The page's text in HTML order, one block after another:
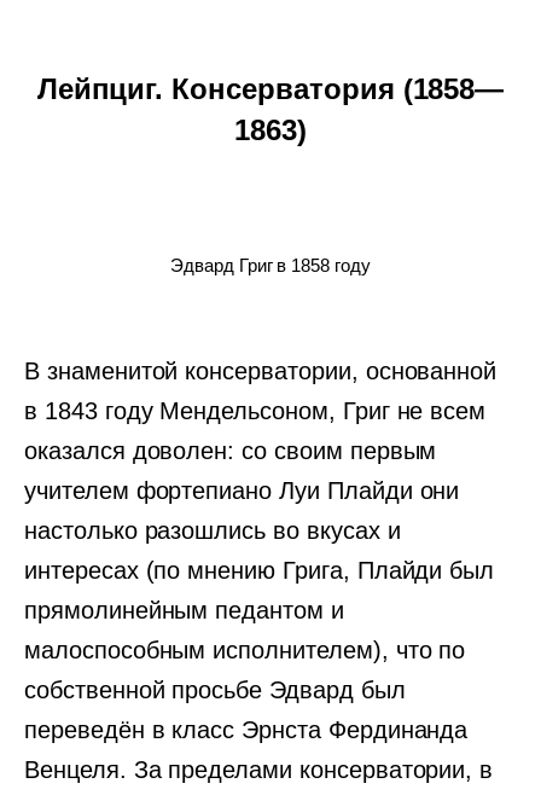
Лейпциг. Консерватория (1858—
1863)
Эдвард Григ в 1858 году
В знаменитой консерватории, основанной
в 1843 году Мендельсоном, Григ не всем
оказался доволен: со своим первым
учителем фортепиано Луи Плайди они
настолько разошлись во вкусах и
интересах (по мнению Грига, Плайди был
прямолинейным педантом и
малоспособным исполнителем), что по
собственной просьбе Эдвард был
переведён в класс Эрнста Фердинанда
Венцеля. За пределами консерватории, в